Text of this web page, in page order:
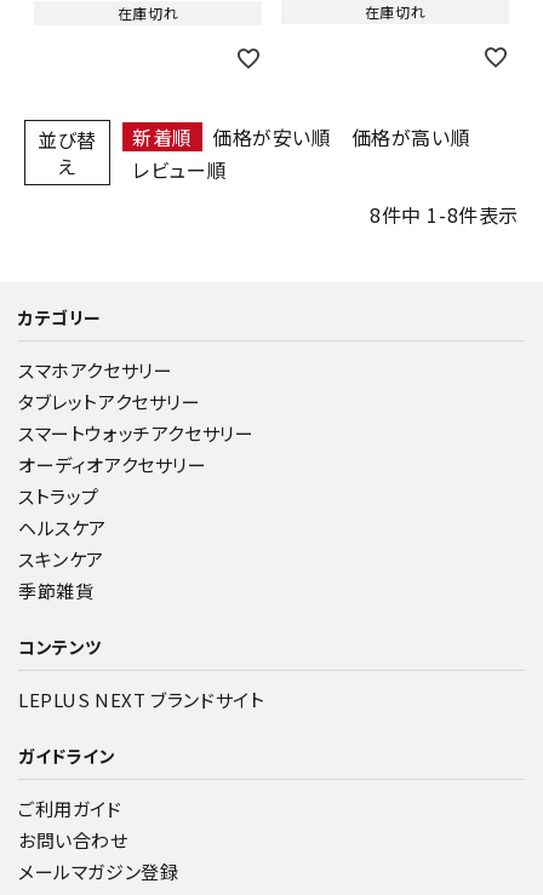
在庫切れ 在庫切れ
並び替
え
新着順 価格が安い順
価格が高い順
レビュー順
8件中 1-8件表示
カテゴリー
スマホアクセサリー
タブレットアクセサリー
スマートウォッチアクセサリー
オーディオアクセサリー
ストラップ
ヘルスケア
スキンケア
季節雑貨
コンテンツ
LEPLUS NEXT ブランドサイト
ガイドライン
ご利用ガイド
お問い合わせ
メールマガジン登録